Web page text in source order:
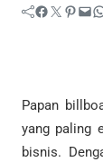
Facebook Twitter Pinterest Mail WhatsApp
Papan
yang paling
bisnis.